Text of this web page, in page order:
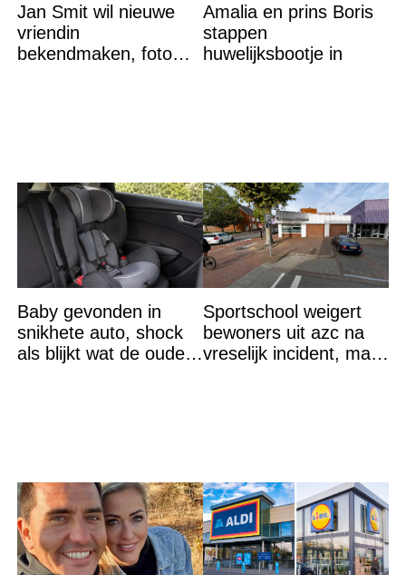
Jan Smit wil nieuwe
vriendin
bekendmaken, foto
Amalia en prins Boris
stappen
huwelijksbootje in
Baby gevonden in
snikhete auto, shock
als blijkt wat de ouders
Sportschool weigert
bewoners uit azc na
vreselijk incident, maar